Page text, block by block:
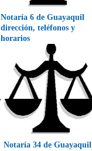
Notaría 6 de Guayaquil
dirección, teléfonos y
horarios
Notaría 34 de Guayaquil